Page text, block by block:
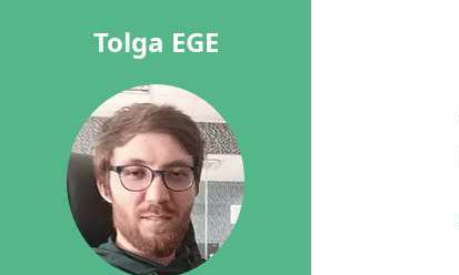
Tolga EGE